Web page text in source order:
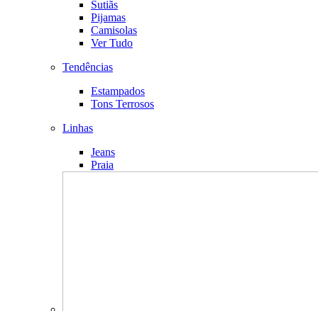
Sutiãs
Pijamas
Camisolas
Ver Tudo
Tendências
Estampados
Tons Terrosos
Linhas
Jeans
Praia